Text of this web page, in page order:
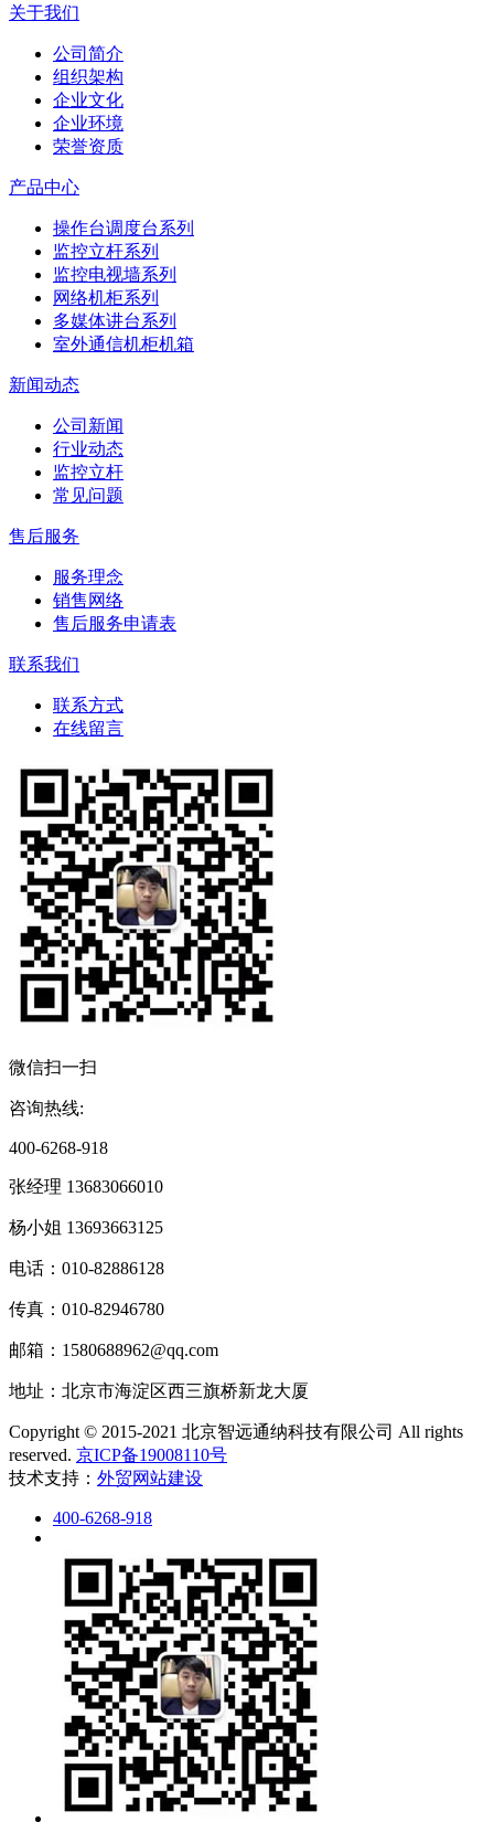
关于我们
公司简介
组织架构
企业文化
企业环境
荣誉资质
产品中心
操作台调度台系列
监控立杆系列
监控电视墙系列
网络机柜系列
多媒体讲台系列
室外通信机柜机箱
新闻动态
公司新闻
行业动态
监控立杆
常见问题
售后服务
服务理念
销售网络
售后服务申请表
联系我们
联系方式
在线留言
微信扫一扫
咨询热线:
400-6268-918
张经理 13683066010
杨小姐 13693663125
电话：010-82886128
传真：010-82946780
邮箱：1580688962@qq.com
地址：北京市海淀区西三旗桥新龙大厦
Copyright © 2015-2021 北京智远通纳科技有限公司 All rights
reserved. 京ICP备19008110号
技术支持： 外贸网站建设
400-6268-918